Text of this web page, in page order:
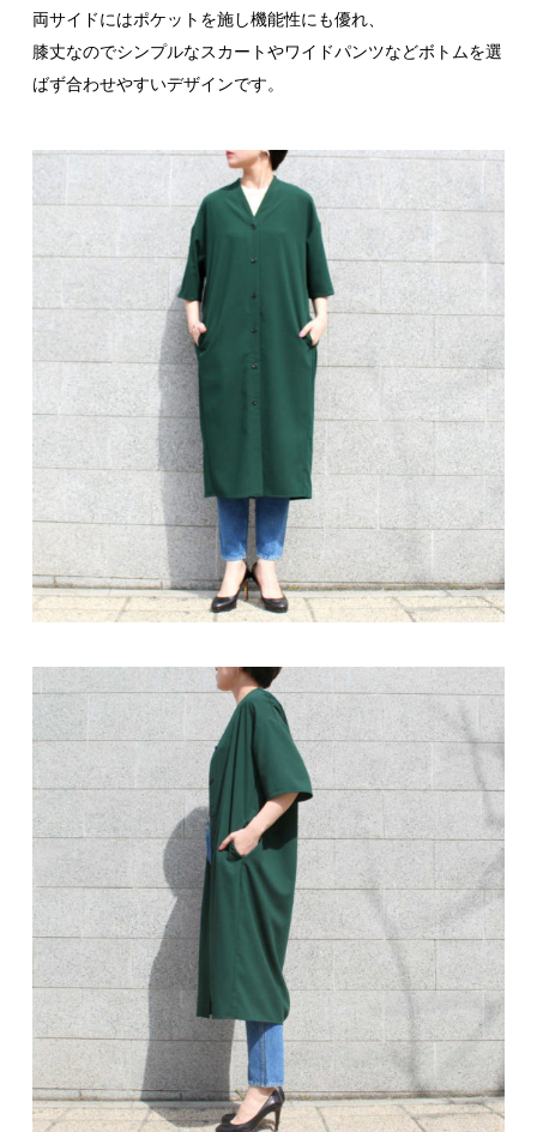
両サイドにはポケットを施し機能性にも優れ、
膝丈なのでシンプルなスカートやワイドパンツなどボトムを選
ばず合わせやすいデザインです。